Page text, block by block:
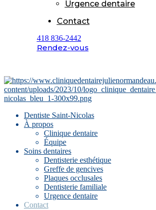
Urgence dentaire
Contact
418 836-2442
Rendez-vous
Dentiste Saint-Nicolas
À propos
Clinique dentaire
Équipe
Soins dentaires
Dentisterie esthétique
Greffe de gencives
Plaques occlusales
Dentisterie familiale
Urgence dentaire
Contact